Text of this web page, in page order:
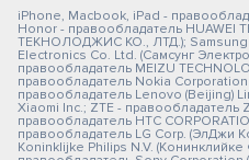
iPhone, Macbook, iPad -
Honor - правообладатель HUAWEI
ТЕКНОЛОДЖИС КО., ЛТД.); Samsung
Electronics Co. Ltd. (Самсунг
правообладатель MEIZU
правообладатель Nokia
правообладатель Lenovo (Beijing)
Xiaomi Inc.; ZTE - правообладатель
правообладатель HTC
правообладатель LG Corp. (ЭлДжи
Koninklijke Philips N.V.